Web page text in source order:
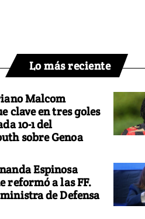
Lo más reciente
Malcom
clave en tres goles
10-1 del
sobre Genoa
Espinosa
reformó a las FF.
de Defensa